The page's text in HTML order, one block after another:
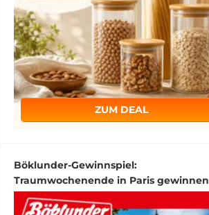
ZUM DEAL
Böklunder-Gewinnspiel:
Traumwochenende in Paris gewinnen